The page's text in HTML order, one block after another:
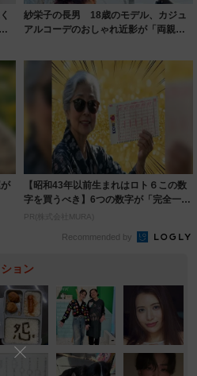
紗栄子の長男 18歳のモデル、カジュ
アルコーデのおしゃれ近影が「両親の
【昭和43年以前生まれはロト６この数
字を買うべき】6つの数字が「完全一
致」する方...
PR(株式会社MURA)
Recommended by
ョン